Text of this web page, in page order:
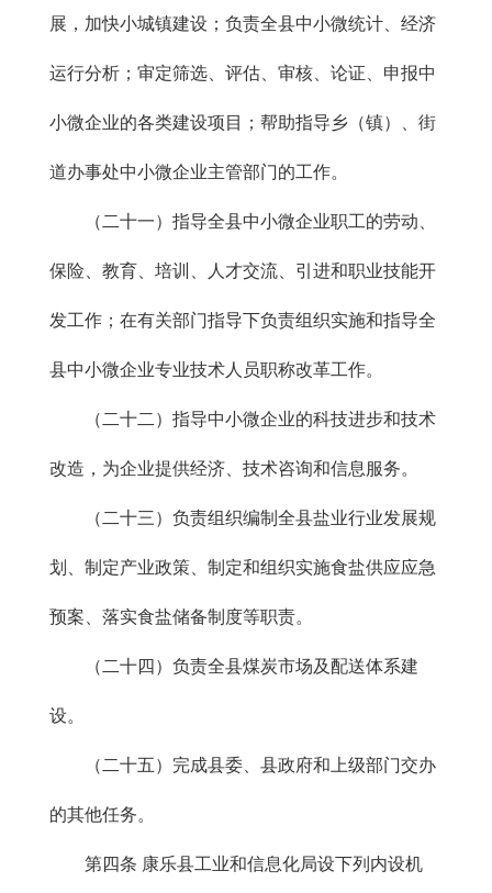
展，加快小城镇建设；负责全县中小微统计、经济
运行分析；审定筛选、评估、审核、论证、申报中
小微企业的各类建设项目；帮助指导乡（镇）、街
道办事处中小微企业主管部门的工作。
（二十一）指导全县中小微企业职工的劳动、
保险、教育、培训、人才交流、引进和职业技能开
发工作；在有关部门指导下负责组织实施和指导全
县中小微企业专业技术人员职称改革工作。
（二十二）指导中小微企业的科技进步和技术
改造，为企业提供经济、技术咨询和信息服务。
（二十三）负责组织编制全县盐业行业发展规
划、制定产业政策、制定和组织实施食盐供应应急
预案、落实食盐储备制度等职责。
（二十四）负责全县煤炭市场及配送体系建
设。
（二十五）完成县委、县政府和上级部门交办
的其他任务。
第四条 康乐县工业和信息化局设下列内设机